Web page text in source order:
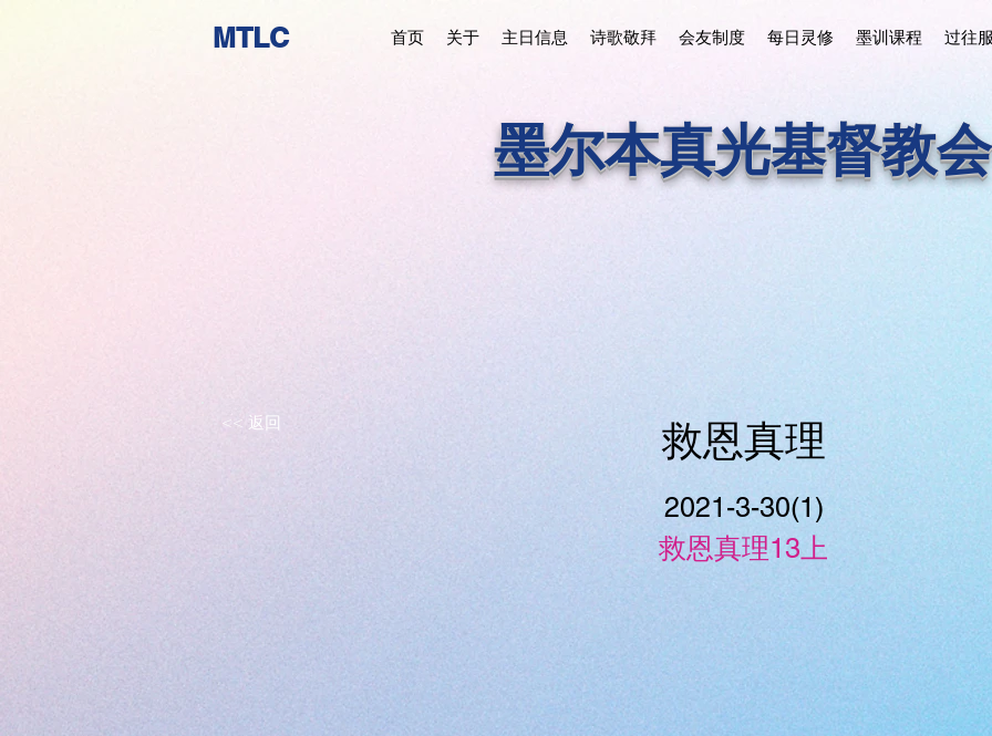
首页 关于 主日信息 诗歌敬拜 会友制度 每日灵修 墨训课程 过往
MTLC
墨尔本真光基督教会
<< 返回 救恩真理
2021-3-30(1)
救恩真理13上